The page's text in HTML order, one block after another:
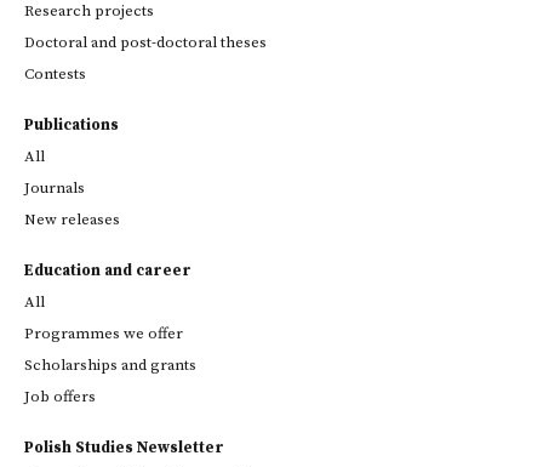
Research projects
Doctoral and post-doctoral theses
Contests
Publications
All
Journals
New releases
Education and career
All
Programmes we offer
Scholarships and grants
Job offers
Polish Studies Newsletter